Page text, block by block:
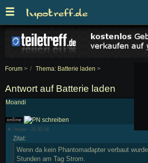
Forum > Thema: Batterie laden >
Antwort auf Batterie laden
Moandi
# - heute - 21:32:16
Zitat:
Wenn da kein Phantomadapter verbaut
Stunden am Tag Strom.